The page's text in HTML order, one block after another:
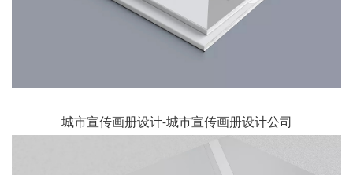
城市宣传画册设计-城市宣传画册设计公司